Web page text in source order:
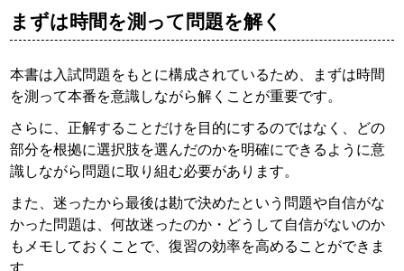
まずは時間を測って問題を解く
本書は入試問題をもとに構成されているため、まずは時間
を測って本番を意識しながら解くことが重要です。
さらに、正解することだけを目的にするのではなく、どの
部分を根拠に選択肢を選んだのかを明確にできるように意
識しながら問題に取り組む必要があります。
また、迷ったから最後は勘で決めたという問題や自信がな
かった問題は、何故迷ったのか・どうして自信がないのか
もメモしておくことで、復習の効率を高めることができま